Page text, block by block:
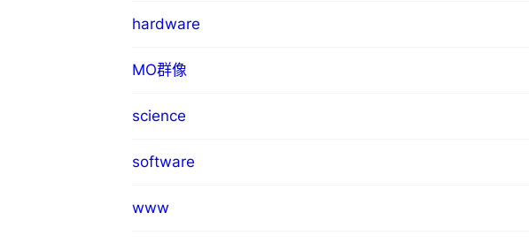
hardware
MO群像
science
software
www